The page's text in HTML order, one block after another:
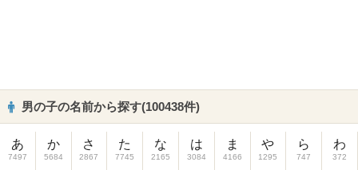
男の子の名前から探す(100438件)
あ
7497
か
5684
さ
2867
た
7745
な
2165
は
3084
ま
4166
や
1295
ら
747
わ
372